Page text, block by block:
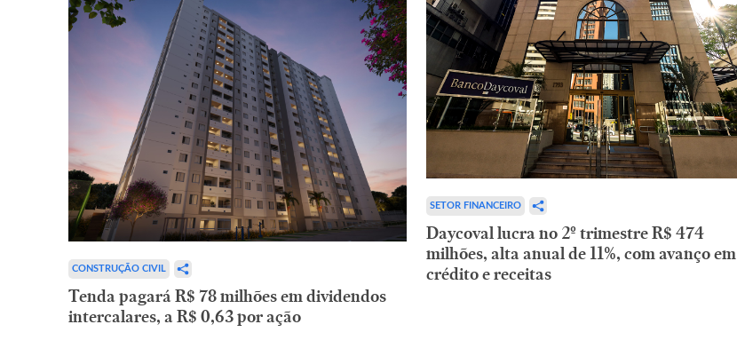
CONSTRUÇÃO CIVIL
Tenda pagará R$ 78 milhões em dividendos
intercalares, a R$ 0,63 por ação
SETOR FINANCEIRO
Daycoval lucra no 2º trimestre R$ 474
milhões, alta anual de 11%, com avanço em
crédito e receitas